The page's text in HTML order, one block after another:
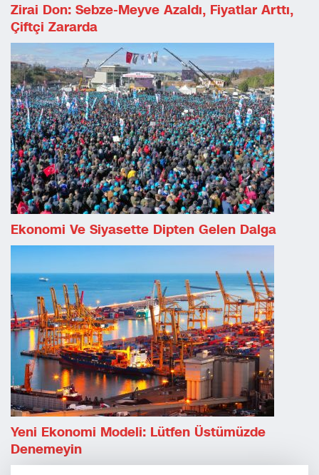
Zirai Don: Sebze-Meyve Azaldı, Fiyatlar Arttı,
Çiftçi Zararda
Ekonomi Ve Siyasette Dipten Gelen Dalga
Yeni Ekonomi Modeli: Lütfen Üstümüzde
Denemeyin